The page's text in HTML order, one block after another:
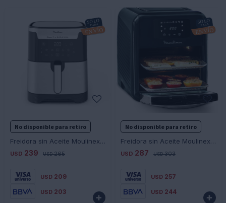
No disponible para retiro
Freidora sin Aceite Moulinex Easy Fry Grill Xxl 6,5L
USD 239 USD 265
USD 209
USD 203

No disponible para retiro
Freidora sin Aceite Moulinex AL501810 Oven Grill
USD 287 USD 303
USD 257
USD 244
